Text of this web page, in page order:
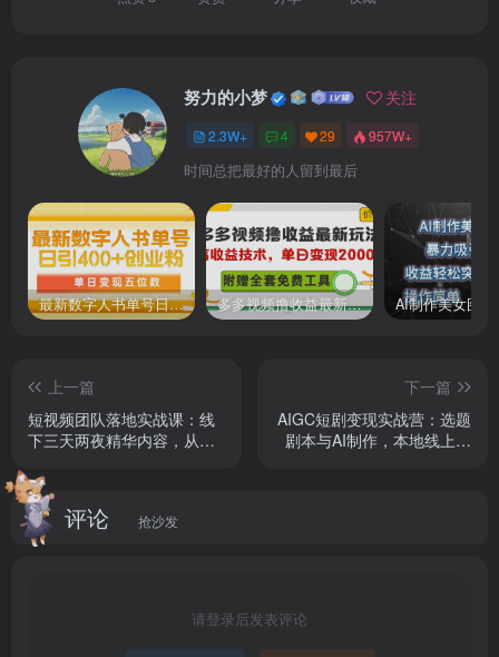
努力的小梦 关注
2.3W+ 4 29 957W+
时间总把最好的人留到最后
最新数字人书单号日400+创业粉，单日变现五位数，市面卖5980附软件和详… 多多视频撸收益最新玩法，高收益技术，单日变现2000+，附赠全套技术资料
上一篇
短视频团队落地实战课：线
下三天两夜精华内容，从内
建团队
下一篇
AIGC短剧变现实战营：选题
剧本与AI制作，本地线上双
评论 抢沙发
请登录后发表评论